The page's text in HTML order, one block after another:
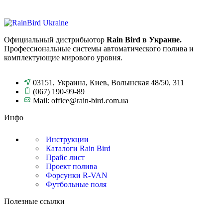
Официальный дистрибьютор Rain Bird в Украине.
Профессиональные системы автоматического полива и
комплектующие мирового уровня.
03151, Украина, Киев, Волынская 48/50, 311
(067) 190-99-89
Mail: office@rain-bird.com.ua
Инфо
Инструкции
Каталоги Rain Bird
Прайс лист
Проект полива
Форсунки R-VAN
Футбольные поля
Полезные ссылки